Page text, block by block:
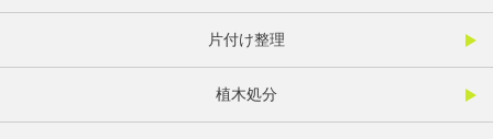
片付け整理
植木処分